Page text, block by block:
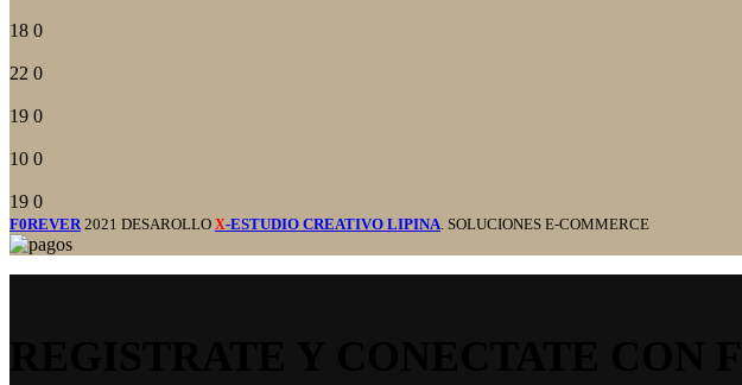
18 0
22 0
19 0
10 0
19 0
F0REVER 2021 DESAROLLO X-ESTUDIO CREATIVO LIPINA. SOLUCIONES E-COMMERCE